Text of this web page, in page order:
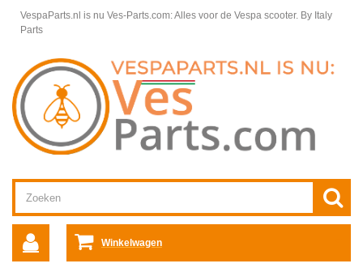
VespaParts.nl is nu Ves-Parts.com: Alles voor de Vespa scooter. By Italy
Parts
Winkelwagen